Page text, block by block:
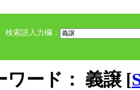
検索語入力欄：
ワード： 義譲 [